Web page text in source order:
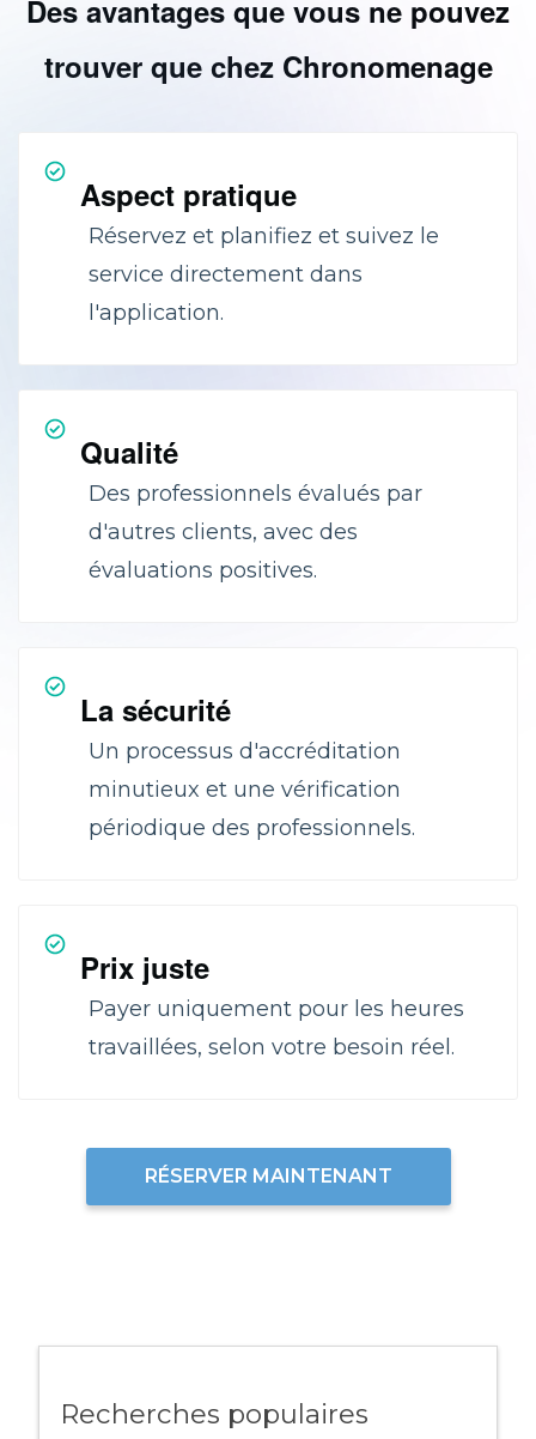
Des avantages que vous ne pouvez
trouver que chez Chronomenage
Aspect pratique
Réservez et planifiez et suivez le
service directement dans
l'application.
Qualité
Des professionnels évalués par
d'autres clients, avec des
évaluations positives.
La sécurité
Un processus d'accréditation
minutieux et une vérification
périodique des professionnels.
Prix juste
Payer uniquement pour les heures
travaillées, selon votre besoin réel.
RÉSERVER MAINTENANT
Recherches populaires